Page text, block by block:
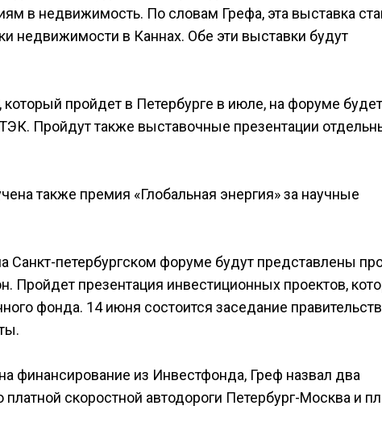
в недвижимость. По словам Грефа, эта выставка
недвижимости в Каннах. Обе эти выставки будут
пройдет в Петербурге в июле, на форуме будет
Пройдут также выставочные презентации
также премия «Глобальная энергия» за научные
Санкт-петербургском форуме будут представлены
Пройдет презентация инвестиционных проектов,
фонда. 14 июня состоится заседание
финансирование из Инвестфонда, Греф назвал два
платной скоростной автодороги Петербург-Москва и